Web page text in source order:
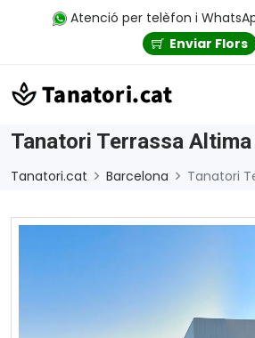
Atenció per telèfon i
Enviar Flors
Tanatori Terrassa Altima
Tanatori.cat Barcelona Tanatori